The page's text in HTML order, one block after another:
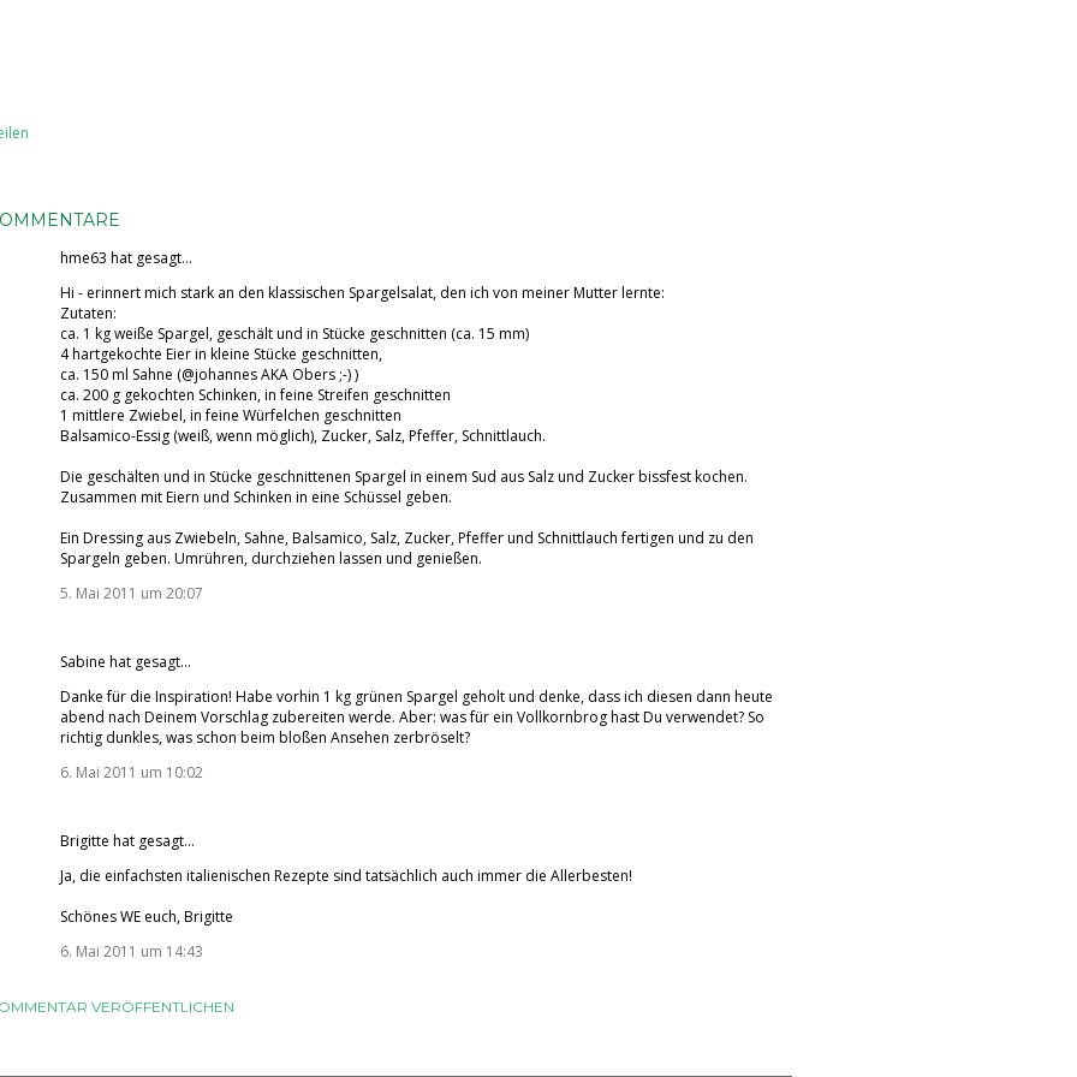
hme63 hat gesagt…
Hi - erinnert mich stark an den klassischen Spargelsalat, den ich von meiner Mutter lernte:
Zutaten:
ca. 1 kg weiße Spargel, geschält und in Stücke geschnitten (ca. 15 mm)
4 hartgekochte Eier in kleine Stücke geschnitten,
ca. 150 ml Sahne (@johannes AKA Obers ;-) )
ca. 200 g gekochten Schinken, in feine Streifen geschnitten
1 mittlere Zwiebel, in feine Würfelchen geschnitten
Balsamico-Essig (weiß, wenn möglich), Zucker, Salz, Pfeffer, Schnittlauch.
Die geschälten und in Stücke geschnittenen Spargel in einem Sud aus Salz und Zucker bissfest kochen.
Zusammen mit Eiern und Schinken in eine Schüssel geben.
Ein Dressing aus Zwiebeln, Sahne, Balsamico, Salz, Zucker, Pfeffer und Schnittlauch fertigen und zu den
Spargeln geben. Umrühren, durchziehen lassen und genießen.
5. Mai 2011 um 20:07
Sabine hat gesagt…
Danke für die Inspiration! Habe vorhin 1 kg grünen Spargel geholt und denke, dass ich diesen dann heute
abend nach Deinem Vorschlag zubereiten werde. Aber: was für ein Vollkornbrog hast Du verwendet? So
richtig dunkles, was schon beim bloßen Ansehen zerbröselt?
6. Mai 2011 um 10:02
Brigitte hat gesagt…
Ja, die einfachsten italienischen Rezepte sind tatsächlich auch immer die Allerbesten!
Schönes WE euch, Brigitte
6. Mai 2011 um 14:43
VERÖFFENTLICHEN